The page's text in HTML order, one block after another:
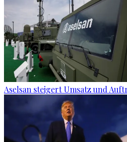
Aselsan steigert Umsatz und